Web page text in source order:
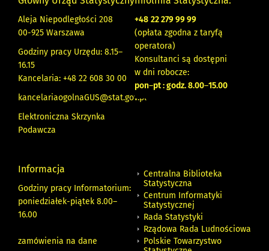
Aleja Niepodległości 208
00-925 Warszawa
Godziny pracy Urzędu: 8.15–
16.15
Kancelaria: +48 22 608 30 00
kancelariaogolnaGUS@stat.gov.pl
Elektroniczna Skrzynka
Podawcza
+48 22 279 99 99
(opłata zgodna z taryfą
operatora)
Konsultanci są dostępni
w dni robocze:
pon–pt : godz. 8.00–15.00
Informacja
Godziny pracy Informatorium:
poniedziałek-piątek 8.00–
16.00
zamówienia na dane
Centralna Biblioteka
Statystyczna
Centrum Informatyki
Statystycznej
Rada Statystyki
Rządowa Rada Ludnościowa
Polskie Towarzystwo